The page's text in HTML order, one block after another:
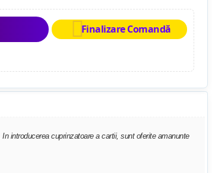
Finalizare Comandă
introducerea cuprinzatoare a cartii, sunt oferite amanunte